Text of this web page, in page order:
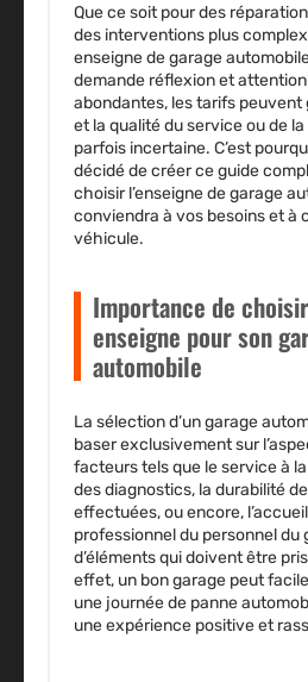
Que ce soit pour des
des interventions plus
enseigne de garage
demande réflexion et
abondantes, les tarifs
et la qualité du service ou de
parfois incertaine. C’est
décidé de créer ce guide
choisir l’enseigne de garage
conviendra à vos besoins et à
véhicule.
Importance de
enseigne pour son
automobile
La sélection d’un garage
baser exclusivement sur
facteurs tels que le service à
des diagnostics, la durabilité
effectuées, ou encore,
professionnel du personnel du
d’éléments qui doivent être
effet, un bon garage peut
une journée de panne
une expérience positive et